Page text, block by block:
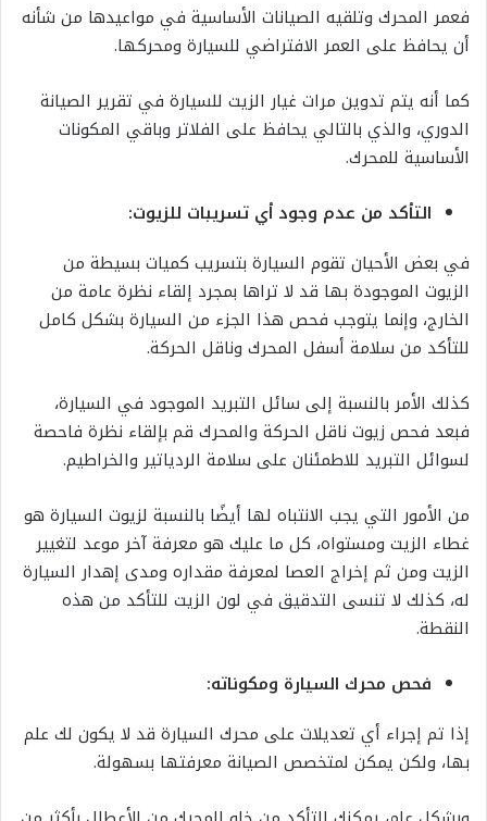
فعمر المحرك وتلقيه الصيانات الأساسية في مواعيدها من شأنه
أن يحافظ على العمر الافتراضي للسيارة ومحركها.
كما أنه يتم تدوين مرات غيار الزيت للسيارة في تقرير الصيانة
الدوري، والذي بالتالي يحافظ على الفلاتر وباقي المكونات
الأساسية للمحرك.
التأكد من عدم وجود أي تسريبات للزيوت:
في بعض الأحيان تقوم السيارة بتسريب كميات بسيطة من
الزيوت الموجودة بها قد لا تراها بمجرد إلقاء نظرة عامة من
الخارج، وإنما يتوجب فحص هذا الجزء من السيارة بشكل كامل
للتأكد من سلامة أسفل المحرك وناقل الحركة.
كذلك الأمر بالنسبة إلى سائل التبريد الموجود في السيارة،
فبعد فحص زيوت ناقل الحركة والمحرك قم بإلقاء نظرة فاحصة
لسوائل التبريد للاطمئنان على سلامة الردياتير والخراطيم.
من الأمور التي يجب الانتباه لها أيضًا بالنسبة لزيوت السيارة هو
غطاء الزيت ومستواه، كل ما عليك هو معرفة آخر موعد لتغيير
الزيت ومن ثم إخراج العصا لمعرفة مقداره ومدى إهدار السيارة
له، كذلك لا تنسى التدقيق في لون الزيت للتأكد من هذه
النقطة.
فحص محرك السيارة ومكوناته:
إذا تم إجراء أي تعديلات على محرك السيارة قد لا يكون لك علم
بها، ولكن يمكن لمتخصص الصيانة معرفتها بسهولة.